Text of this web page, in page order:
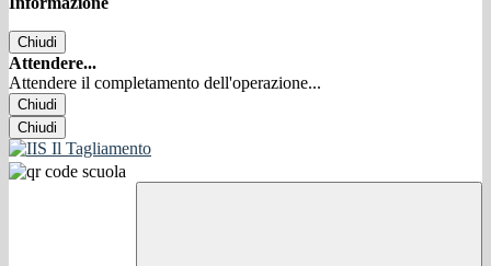
Chiudi
Attendere...
Attendere il completamento dell'operazione...
Chiudi
Chiudi